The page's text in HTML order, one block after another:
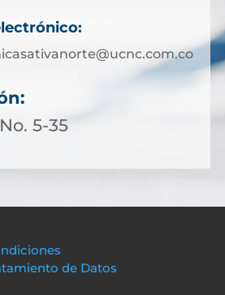
5-35
de Datos